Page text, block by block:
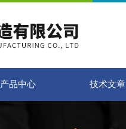
产品中心 技术文章